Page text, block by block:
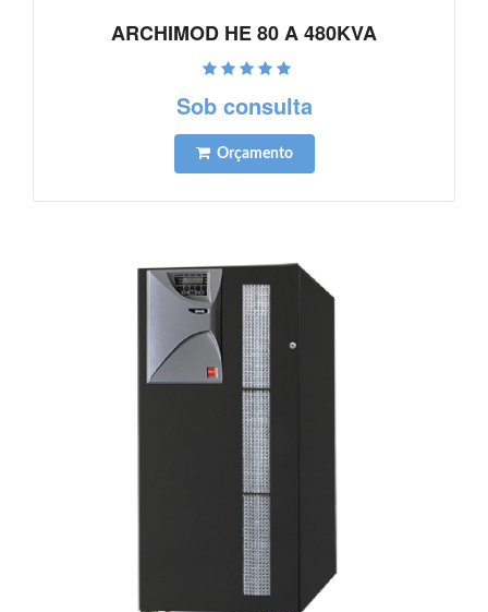
ARCHIMOD HE 80 A 480KVA
Sob consulta
Orçamento